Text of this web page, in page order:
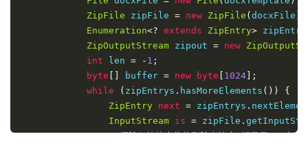
ZipFile zipFile = new ZipFile ( docxFile
Enumeration<? extends ZipEntry>
ZipOutputStream zipout = new
int len = - 1 ;
byte
buffer = new byte 1024 ];
while
( zipEntrys . hasMoreElements ())
{
ZipEntry next = zipEntrys .
InputStream is = zipFile .
//把输入流的文件传到输出流中 如果是word/